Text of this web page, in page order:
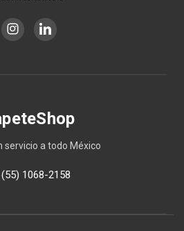
servicio a todo México
(55) 1068-2158